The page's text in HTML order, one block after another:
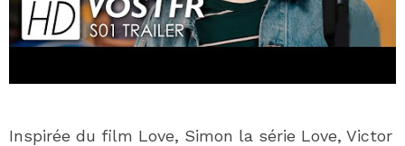
Inspirée du film Love, Simon la série Love, Victor